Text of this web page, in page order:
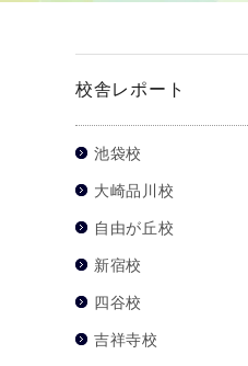
校舎レポート
池袋校
大崎品川校
自由が丘校
新宿校
四谷校
吉祥寺校